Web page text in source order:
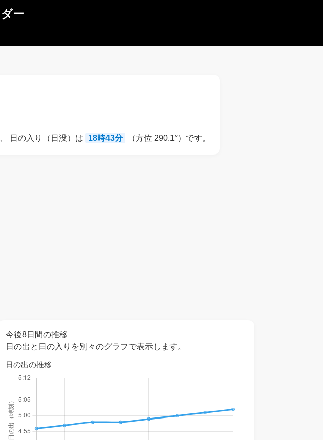
ー
日の入り（日没）は 18時43分 （方位 290.1°）です。
今後8日間の推移
日の出と日の入りを別々のグラフで表示します。
日の出の推移